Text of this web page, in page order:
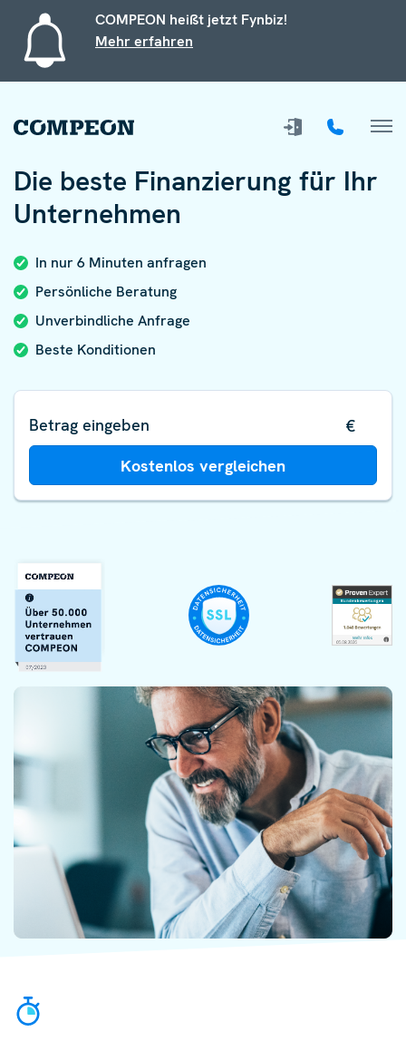
COMPEON heißt jetzt Fynbiz!
Mehr erfahren
Die beste Finanzierung für Ihr
Unternehmen
€
Kostenlos vergleichen
In nur 6 Minuten anfragen
Persönliche Beratung
Unverbindliche Anfrage
Beste Konditionen